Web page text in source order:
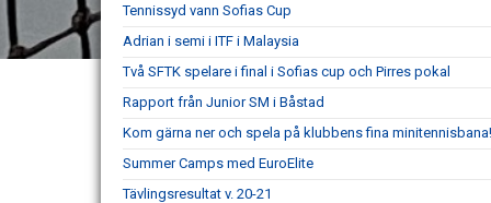
Tennissyd vann Sofias Cup
Adrian i semi i ITF i Malaysia
Två SFTK spelare i final i Sofias cup och Pirres pokal
Rapport från Junior SM i Båstad
Kom gärna ner och spela på klubbens fina minitennisbana!
Summer Camps med EuroElite
Tävlingsresultat v. 20-21